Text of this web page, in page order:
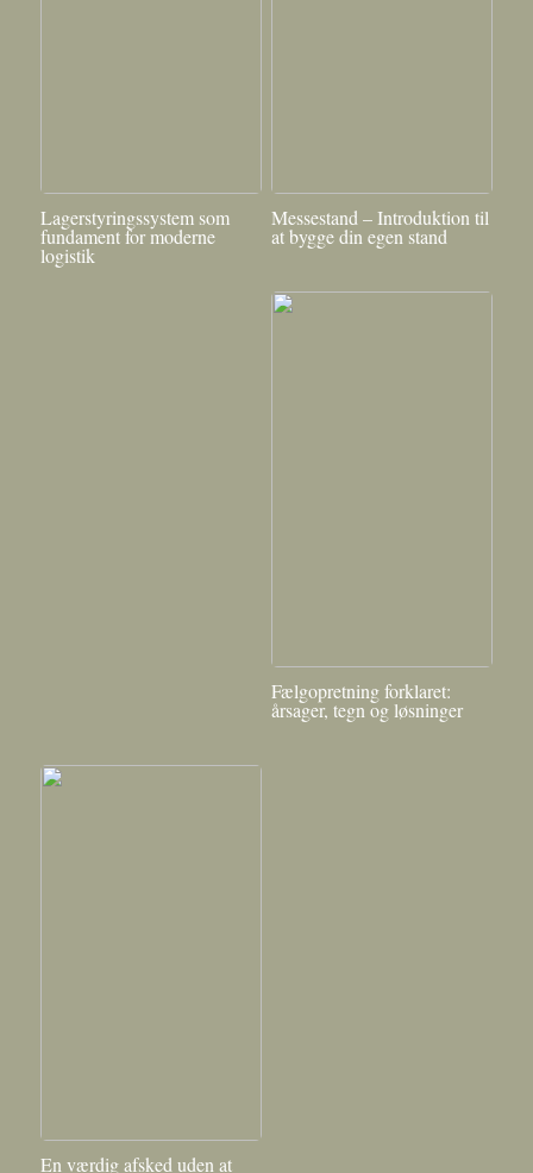
Lagerstyringssystem som
fundament for moderne
logistik
Messestand – Introduktion til
at bygge din egen stand
Fælgopretning forklaret:
årsager, tegn og løsninger
En værdig afsked uden at